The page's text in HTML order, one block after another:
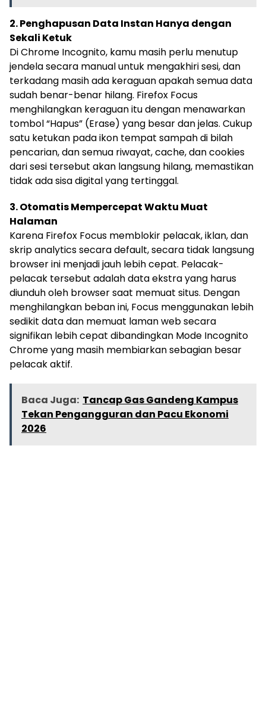
2. Penghapusan Data Instan Hanya dengan
Sekali Ketuk
Di Chrome Incognito, kamu masih perlu menutup
jendela secara manual untuk mengakhiri sesi, dan
terkadang masih ada keraguan apakah semua data
sudah benar-benar hilang. Firefox Focus
menghilangkan keraguan itu dengan menawarkan
tombol “Hapus” (Erase) yang besar dan jelas. Cukup
satu ketukan pada ikon tempat sampah di bilah
pencarian, dan semua riwayat, cache, dan cookies
dari sesi tersebut akan langsung hilang, memastikan
tidak ada sisa digital yang tertinggal.
3. Otomatis Mempercepat Waktu Muat
Halaman
Karena Firefox Focus memblokir pelacak, iklan, dan
skrip analytics secara default, secara tidak langsung
browser ini menjadi jauh lebih cepat. Pelacak-
pelacak tersebut adalah data ekstra yang harus
diunduh oleh browser saat memuat situs. Dengan
menghilangkan beban ini, Focus menggunakan lebih
sedikit data dan memuat laman web secara
signifikan lebih cepat dibandingkan Mode Incognito
Chrome yang masih membiarkan sebagian besar
pelacak aktif.
Baca Juga: Tancap Gas Gandeng Kampus
Tekan Pengangguran dan Pacu Ekonomi
2026